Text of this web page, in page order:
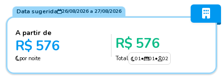
Data sugerida 26/08/2026a 27/08/2026
A partir de
R$ 576
por noite
R$ 576
Total 01• 01• 02